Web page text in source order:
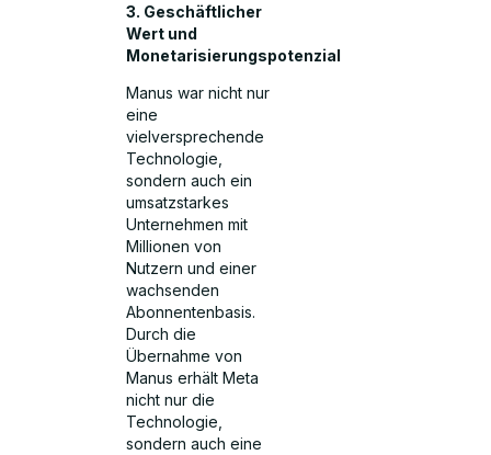
3. Geschäftlicher
Wert und
Monetarisierungspotenzial
Manus war nicht nur
eine
vielversprechende
Technologie,
sondern auch ein
umsatzstarkes
Unternehmen mit
Millionen von
Nutzern und einer
wachsenden
Abonnentenbasis.
Durch die
Übernahme von
Manus erhält Meta
nicht nur die
Technologie,
sondern auch eine